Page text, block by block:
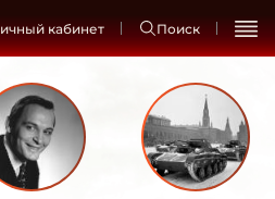
кабинет Поиск